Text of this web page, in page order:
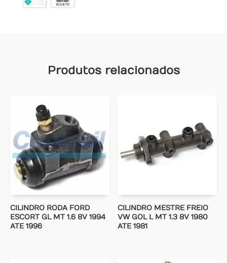
Produtos relacionados
CILINDRO RODA FORD
ESCORT GL MT 1.6 8V 1994
ATE 1996
CILINDRO MESTRE FREIO
VW GOL L MT 1.3 8V 1980
ATE 1981